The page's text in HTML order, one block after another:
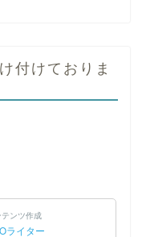
付けておりま